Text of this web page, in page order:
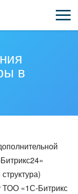
в
ТОО «1С-Битрикс